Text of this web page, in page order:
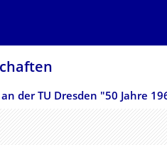
der TU Dresden "50 Jahre